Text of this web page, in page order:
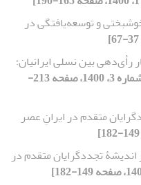
و توسعه‌یافتگی در
رأی‌دهی بین نسلی ایرانیان؛
[دوره 16، شماره 3، 1400، صفحه 213-
متقدم در ایرانِ عصر
تجددگرایان متقدم در